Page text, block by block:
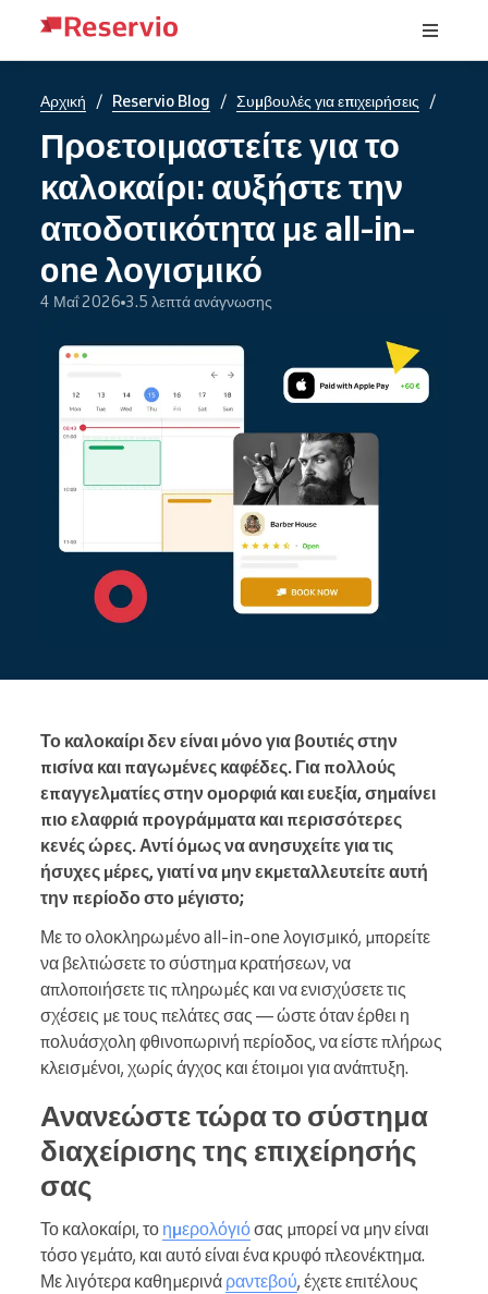
Αρχική / Reservio Blog / Συμβουλές για επιχειρήσεις /
Προετοιμαστείτε για το
καλοκαίρι: αυξήστε την
αποδοτικότητα με all-in-
one λογισμικό
4 Μαΐ 2026 3.5 λεπτά ανάγνωσης
Το καλοκαίρι δεν είναι μόνο για βουτιές στην
πισίνα και παγωμένες καφέδες. Για πολλούς
επαγγελματίες στην ομορφιά και ευεξία, σημαίνει
πιο ελαφριά προγράμματα και περισσότερες
κενές ώρες. Αντί όμως να ανησυχείτε για τις
ήσυχες μέρες, γιατί να μην εκμεταλλευτείτε αυτή
την περίοδο στο μέγιστο;
Με το ολοκληρωμένο all-in-one λογισμικό, μπορείτε
να βελτιώσετε το σύστημα κρατήσεων, να
απλοποιήσετε τις πληρωμές και να ενισχύσετε τις
σχέσεις με τους πελάτες σας — ώστε όταν έρθει η
πολυάσχολη φθινοπωρινή περίοδος, να είστε πλήρως
κλεισμένοι, χωρίς άγχος και έτοιμοι για ανάπτυξη.
Ανανεώστε τώρα το σύστημα
διαχείρισης της επιχείρησής
σας
Το καλοκαίρι, το ημερολόγιόσας μπορεί να μην είναι
τόσο γεμάτο, και αυτό είναι ένα κρυφό πλεονέκτημα.
Με λιγότερα καθημερινά ραντεβού, έχετε επιτέλους